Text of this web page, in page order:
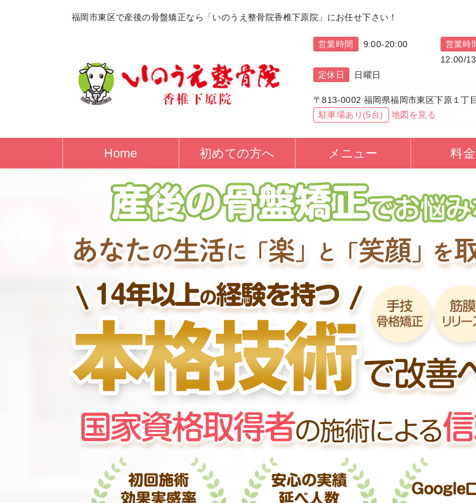
福岡市東区で産後の骨盤矯正なら「いのうえ整骨院香椎下原院」にお任せ下さい！
営業時間 9:00-20:00 営業時
12:00/
定休日
日曜日
〒813-0002 福岡県福岡市東区下原１丁
駐車場あり(5台)
地図を見る
Home 初めての方へ メニュー 料